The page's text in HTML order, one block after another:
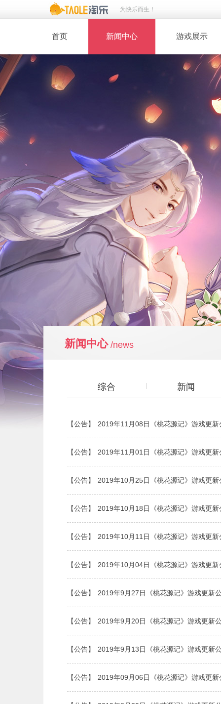
为快乐而生！
首页 新闻中心 游戏展示
· 维护公告
· 桃花美人
新闻中心 /news
综合 新闻
【公告】 2019年11月08日《桃花源记》游戏更新
【公告】 2019年11月01日《桃花源记》游戏更新
【公告】 2019年10月25日《桃花源记》游戏更新
【公告】 2019年10月18日《桃花源记》游戏更新
【公告】 2019年10月11日《桃花源记》游戏更新
【公告】 2019年10月04日《桃花源记》游戏更新
【公告】 2019年9月27日《桃花源记》游戏更新
【公告】 2019年9月20日《桃花源记》游戏更新
【公告】 2019年9月13日《桃花源记》游戏更新
【公告】 2019年09月06日《桃花源记》游戏更新